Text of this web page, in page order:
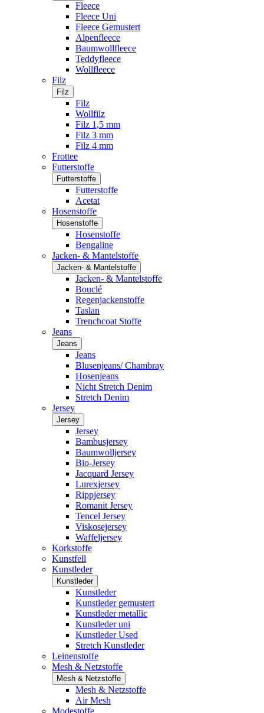
Fleece
Fleece Uni
Fleece Gemustert
Alpenfleece
Baumwollfleece
Teddyfleece
Wollfleece
Filz
Filz
Filz
Wollfilz
Filz 1,5 mm
Filz 3 mm
Filz 4 mm
Frottee
Futterstoffe
Futterstoffe
Futterstoffe
Acetat
Hosenstoffe
Hosenstoffe
Hosenstoffe
Bengaline
Jacken- & Mantelstoffe
Jacken- & Mantelstoffe
Jacken- & Mantelstoffe
Bouclé
Regenjackenstoffe
Taslan
Trenchcoat Stoffe
Jeans
Jeans
Jeans
Blusenjeans/ Chambray
Hosenjeans
Nicht Stretch Denim
Stretch Denim
Jersey
Jersey
Jersey
Bambusjersey
Baumwolljersey
Bio-Jersey
Jacquard Jersey
Lurexjersey
Rippjersey
Romanit Jersey
Tencel Jersey
Viskosejersey
Waffeljersey
Korkstoffe
Kunstfell
Kunstleder
Kunstleder
Kunstleder
Kunstleder gemustert
Kunstleder metallic
Kunstleder uni
Kunstleder Used
Stretch Kunstleder
Leinenstoffe
Mesh & Netzstoffe
Mesh & Netzstoffe
Mesh & Netzstoffe
Air Mesh
Modestoffe